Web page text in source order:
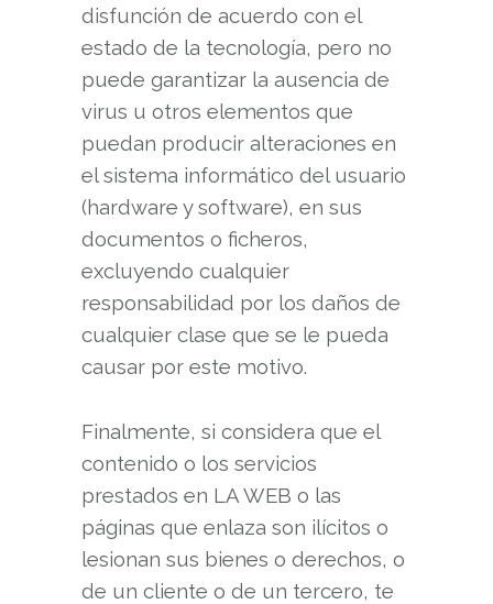
disfunción de acuerdo con el
estado de la tecnología, pero no
puede garantizar la ausencia de
virus u otros elementos que
puedan producir alteraciones en
el sistema informático del usuario
(hardware y software), en sus
documentos o ficheros,
excluyendo cualquier
responsabilidad por los daños de
cualquier clase que se le pueda
causar por este motivo.
Finalmente, si considera que el
contenido o los servicios
prestados en LA WEB o las
páginas que enlaza son ilícitos o
lesionan sus bienes o derechos, o
de un cliente o de un tercero, te